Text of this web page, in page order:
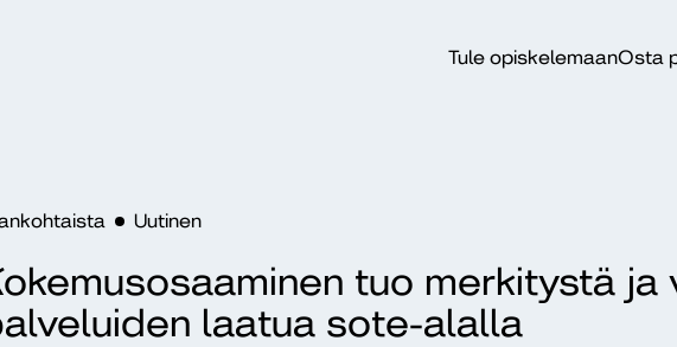
Tule opiskelemaanOsta
Uutinen
tuo merkitystä ja
laatua sote-alalla